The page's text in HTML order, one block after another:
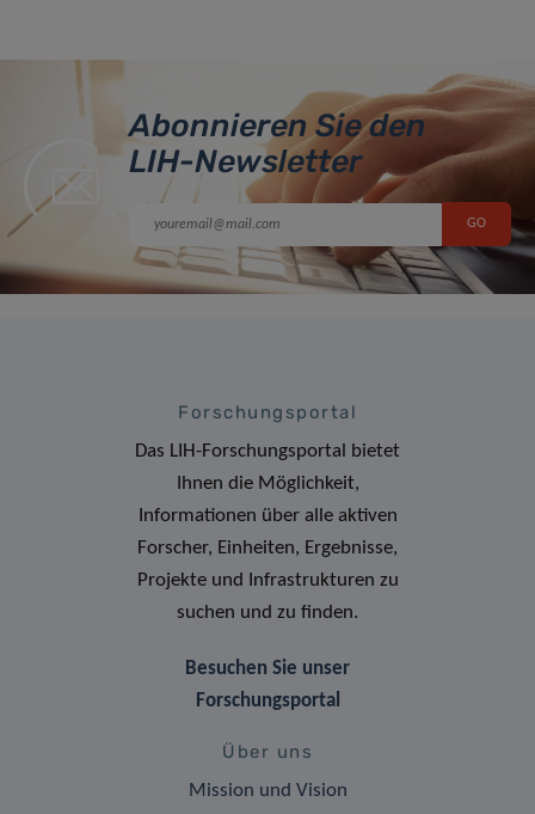
Abonnieren Sie den
LIH-Newsletter
Forschungsportal
Das LIH-Forschungsportal bietet
Ihnen die Möglichkeit,
Informationen über alle aktiven
Forscher, Einheiten, Ergebnisse,
Projekte und Infrastrukturen zu
suchen und zu finden.
Besuchen Sie unser
Forschungsportal
Über uns
Mission und Vision